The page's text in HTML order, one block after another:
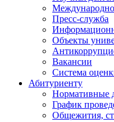
Пресс-служба
Объекты
Вакансии
Система
Абитуриенту
Нормативные
График
Общежития,